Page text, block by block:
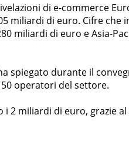
di e-commerce
miliardi di euro. Cifre che
miliardi di euro e Asia-
spiegato durante il
operatori del settore.
i 2 miliardi di euro, grazie